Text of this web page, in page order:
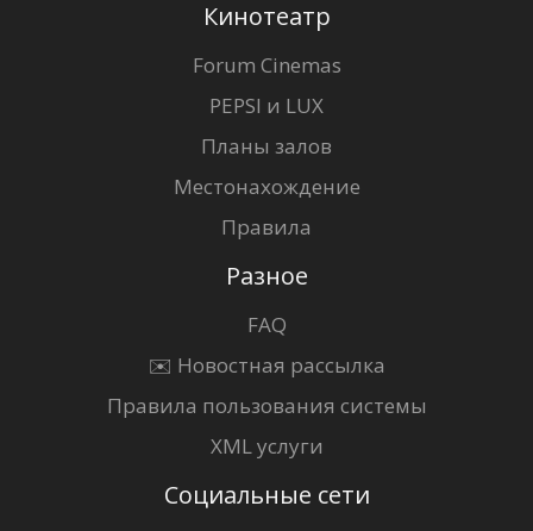
Кинотеатр
Forum Cinemas
PEPSI и LUX
Планы залов
Местонахождение
Правила
Разное
FAQ
✉️ Новостная рассылка
Правила пользования системы
XML услуги
Социальные сети